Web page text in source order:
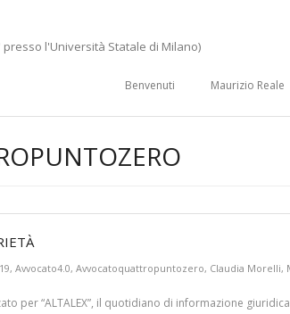
l'Università Statale di Milano)
Benvenuti Maurizio Reale
, Avvocato4.0, Avvocatoquattropuntozero, Claudia Morelli,
per “ALTALEX”, il quotidiano di informazione